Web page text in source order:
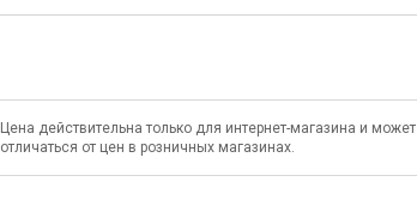
Цена действительна только для интернет-магазина и может
отличаться от цен в розничных магазинах.